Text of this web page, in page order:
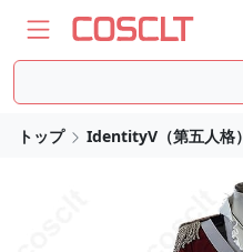
トップ IdentityV（第五人格）